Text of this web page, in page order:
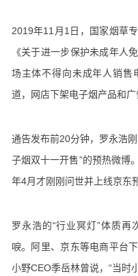
2019年11月1日，国家烟草
《关于进一步保护未成年人
场主体不得向未成年人销售
道，网店下架电子烟产品和广
通告发布前20分钟，罗永浩
子烟双十一开售”的预热微博
年4月才刚刚问世并上线京东
罗永浩的“行业冥灯”体质
唳。阿里、京东等电商平台
小野CEO季岳林曾说，“当时